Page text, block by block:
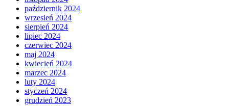
październik 2024
wrzesień 2024
sierpień 2024
lipiec 2024
czerwiec 2024
maj 2024
kwiecień 2024
marzec 2024
luty 2024
styczeń 2024
grudzień 2023